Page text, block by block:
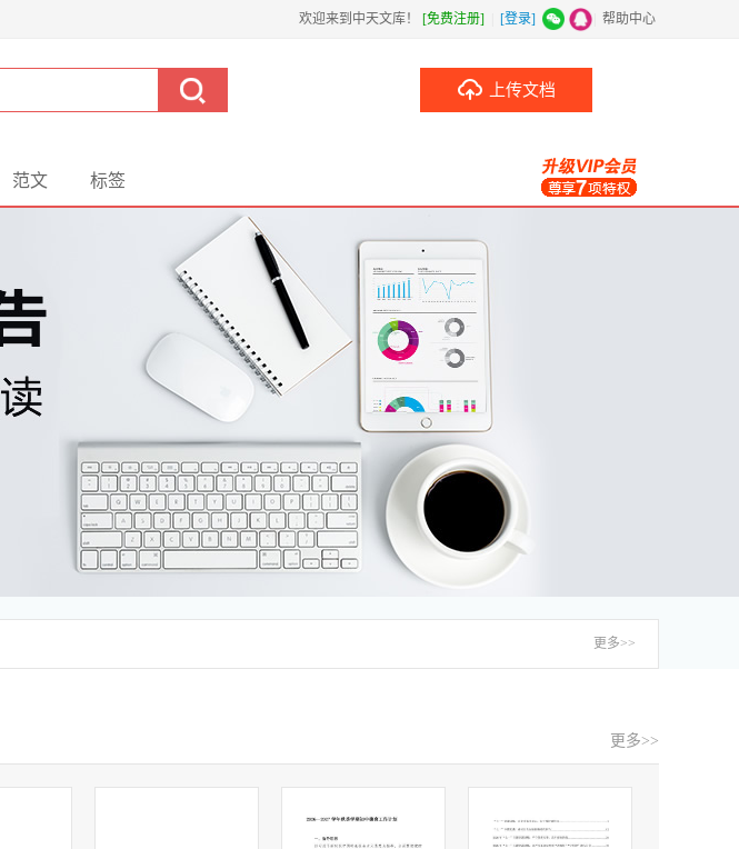
欢迎来到中天文库！ [免费注册] [登录] 帮助中心
上传文档
范文 标签
更多>>
更多>>